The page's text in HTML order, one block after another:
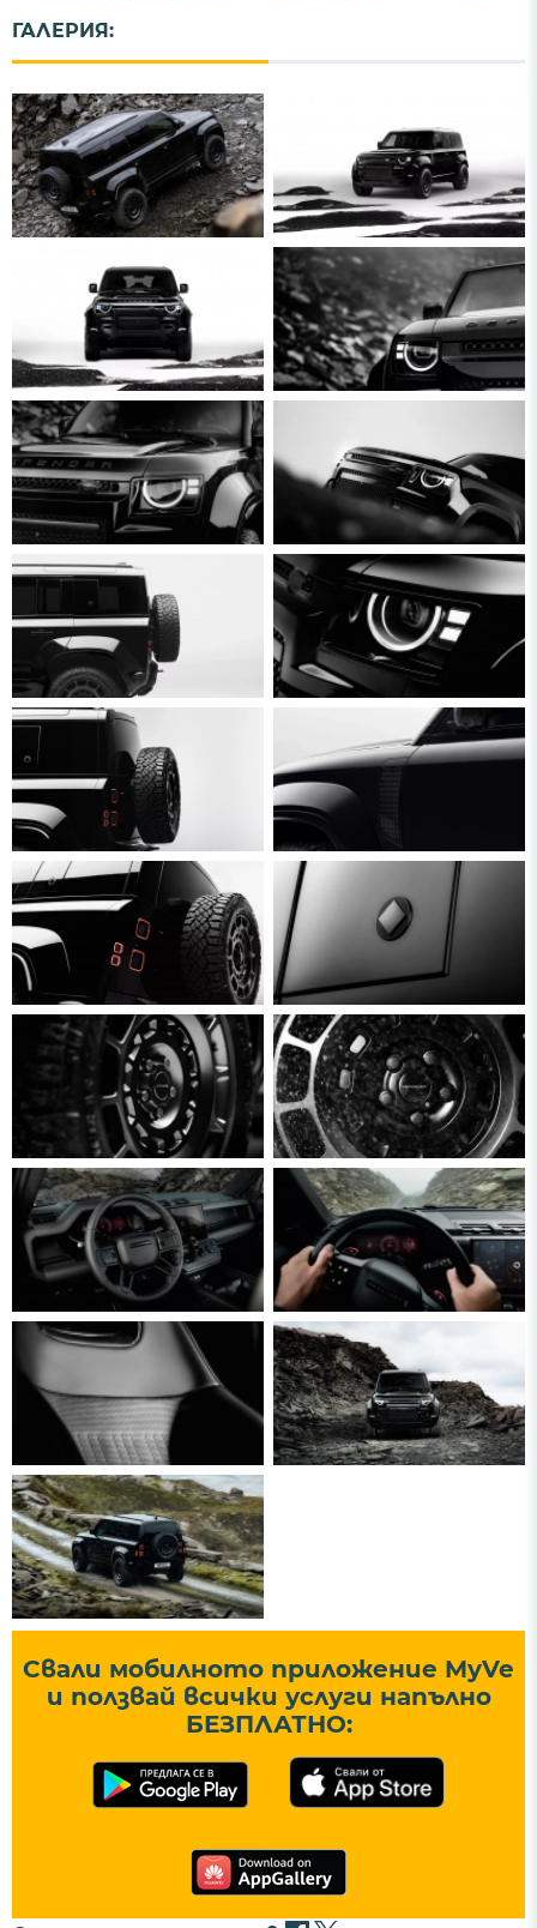
ГАЛЕРИЯ:
Свали мобилното приложение MyVe
и ползвай всички услуги напълно
БЕЗПЛАТНО: